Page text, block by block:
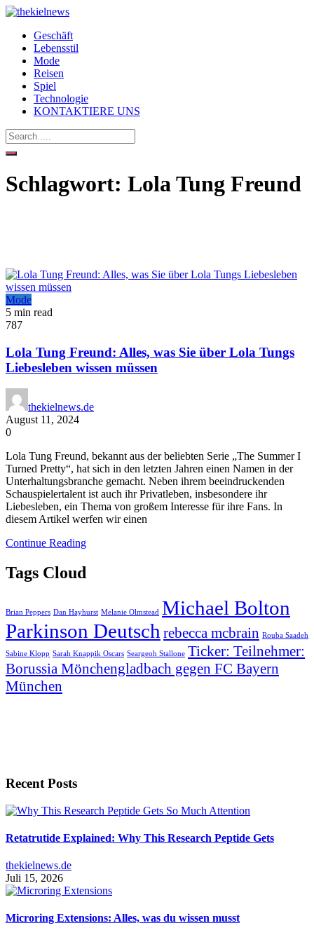
Geschäft
Lebensstil
Mode
Reisen
Spiel
Technologie
KONTAKTIERE UNS
Schlagwort: Lola Tung Freund
Mode
5 min read
787
Lola Tung Freund: Alles, was Sie über Lola Tungs
Liebesleben wissen müssen
thekielnews.de
August 11, 2024
0
Lola Tung Freund, bekannt aus der beliebten Serie „The Summer I
Turned Pretty“, hat sich in den letzten Jahren einen Namen in der
Unterhaltungsbranche gemacht. Neben ihrem beeindruckenden
Schauspielertalent ist auch ihr Privatleben, insbesondere ihr
Liebesleben, ein Thema von großem Interesse für ihre Fans. In
diesem Artikel werfen wir einen
Continue Reading
Tags Cloud
Brian Peppers Dan Hayhurst Melanie Olmstead Michael Bolton
Parkinson Deutsch rebecca mcbrain Rouba Saadeh
Sabine Klopp Sarah Knappik Oscars Seargeoh Stallone Ticker: Teilnehmer:
Borussia Mönchengladbach gegen FC Bayern
München
Recent Posts
Retatrutide Explained: Why This Research Peptide Gets
thekielnews.de
Juli 15, 2026
Microring Extensions: Alles, was du wissen musst